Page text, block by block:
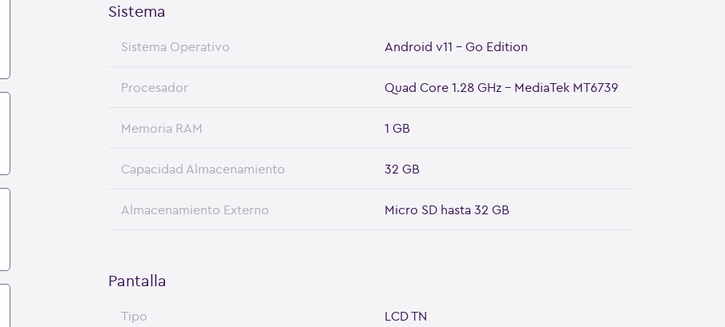
Sistema
Sistema Operativo Android v11 - Go Edition
Procesador Quad Core 1.28 GHz - MediaTek MT6739
Memoria RAM 1 GB
Capacidad Almacenamiento 32 GB
Almacenamiento Externo Micro SD hasta 32 GB
Pantalla
Tipo LCD TN